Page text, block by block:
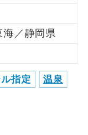
／静岡県
指定 温泉
で、ご出発の計
したコースで
2席利⽤できま